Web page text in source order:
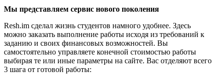
Мы представляем сервис нового поколения
Resh.im сделал жизнь студентов намного удобнее. Здесь
можно заказать выполнение работы исходя из требований к
заданию и своих финансовых возможностей. Вы
самостоятельно управляете конечной стоимостью работы
выбирая те или иные параметры на сайте. Вас отделяют всего
3 шага от готовой работы: